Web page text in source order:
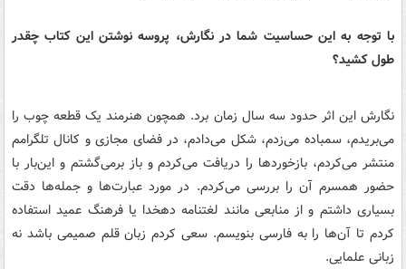
با توجه به این حساسیت شما در نگارش، پروسه نوشتن این کتاب چقدر
طول کشید؟
نگارش این اثر حدود سه سال زمان برد. همچون هنرمند یک قطعه چوب را
می‌بریدم، سمباده می‌زدم، شکل می‌دادم، در فضای مجازی و کانال تلگرامم
منتشر می‌کردم، بازخوردها را دریافت می‌کردم و باز برمی‌گشتم و این‌بار با
حضور همسرم آن را بررسی می‌کردم. در مورد عبارت‌ها و جمله‌ها دقت
بسیاری داشتم و از منابعی مانند لغتنامه دهخدا یا فرهنگ عمید استفاده
کردم تا آن‌ها را به فارسی بنویسم. سعی کردم زبان قلم صمیمی باشد نه
زبانی علمایی.